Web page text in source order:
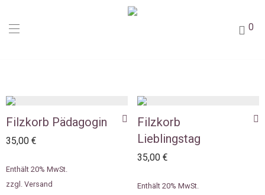
0
Filzkorb Pädagogin
35,00 €
Enthält 20% MwSt.
zzgl. Versand
Filzkorb
Lieblingstag
35,00 €
Enthält 20% MwSt.